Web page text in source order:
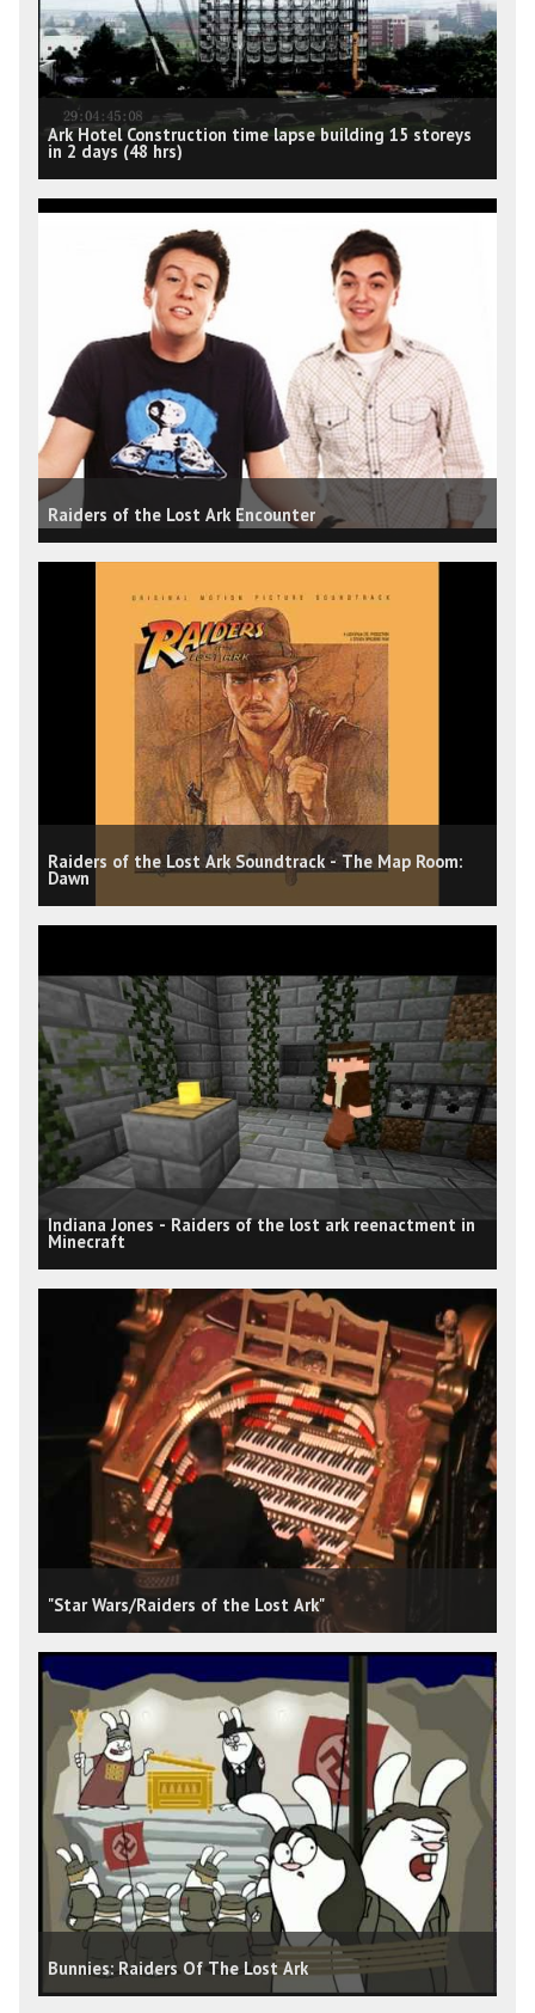
Ark Hotel Construction time lapse building 15 storeys
in 2 days (48 hrs)
Raiders of the Lost Ark Encounter
Raiders of the Lost Ark Soundtrack - The Map Room:
Dawn
Indiana Jones - Raiders of the lost ark reenactment in
Minecraft
"Star Wars/Raiders of the Lost Ark"
Bunnies: Raiders Of The Lost Ark